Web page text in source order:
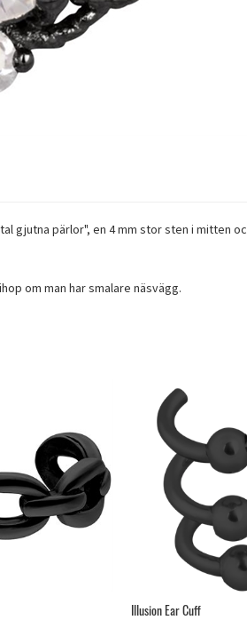
pärlor", en 4 mm stor sten i mitten
om man har smalare näsvägg.
Illusion Ear Cuff